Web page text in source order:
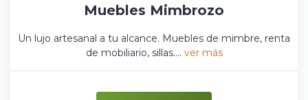
Muebles Mimbrozo
Un lujo artesanal a tu alcance. Muebles de mimbre, renta
de mobiliario, sillas.... ver más